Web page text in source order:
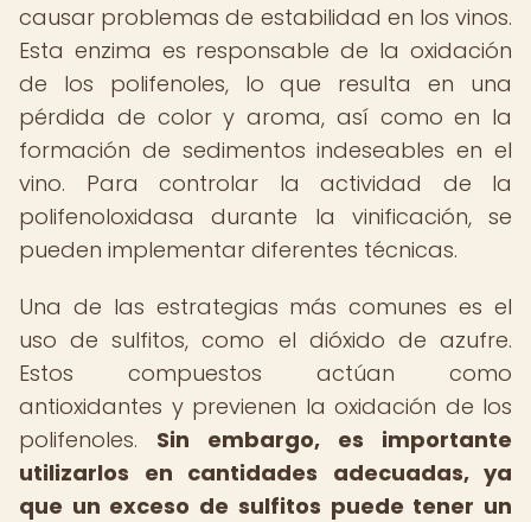
causar problemas de estabilidad en los vinos.
Esta enzima es responsable de la oxidación
de los polifenoles, lo que resulta en una
pérdida de color y aroma, así como en la
formación de sedimentos indeseables en el
vino. Para controlar la actividad de la
polifenoloxidasa durante la vinificación, se
pueden implementar diferentes técnicas.
Una de las estrategias más comunes es el
uso de sulfitos, como el dióxido de azufre.
Estos compuestos actúan como
antioxidantes y previenen la oxidación de los
polifenoles. Sin embargo, es importante
utilizarlos en cantidades adecuadas, ya
que un exceso de sulfitos puede tener un